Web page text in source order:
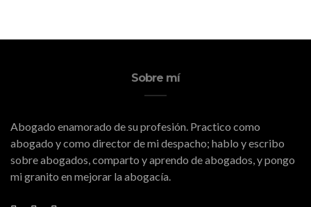
Sobre mí
Abogado enamorado de su profesión. Practico como
abogado y como director de mi despacho; hablo y escribo
sobre abogados, comparto y aprendo de abogados, y pongo
mi granito en mejorar la abogacía.